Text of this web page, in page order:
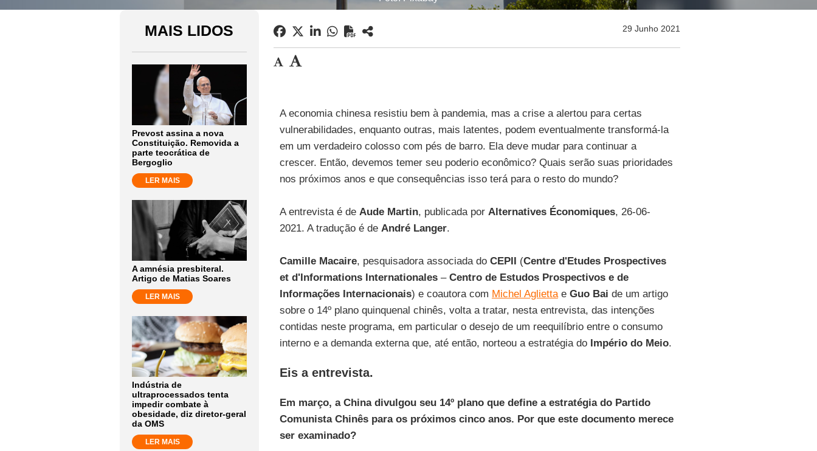
MAIS LIDOS
Prevost assina a nova
Constituição. Removida a
parte teocrática de
Bergoglio
LER MAIS
A amnésia presbiteral.
Artigo de Matias Soares
LER MAIS
Indústria de
ultraprocessados tenta
impedir combate à
obesidade, diz diretor-geral
da OMS
LER MAIS
29 Junho 2021
A economia chinesa resistiu bem à pandemia, mas a crise a alertou para certas
vulnerabilidades, enquanto outras, mais latentes, podem eventualmente transformá-la
em um verdadeiro colosso com pés de barro. Ela deve mudar para continuar a
crescer. Então, devemos temer seu poderio econômico? Quais serão suas prioridades
nos próximos anos e que consequências isso terá para o resto do mundo?
A entrevista é de Aude Martin, publicada por Alternatives Économiques, 26-06-
2021. A tradução é de André Langer.
Camille Macaire, pesquisadora associada do CEPII (Centre d'Etudes Prospectives
et d'Informations Internationales– Centro de Estudos Prospectivos e de
Informações Internacionais) e coautora com Michel Agliettae Guo Bai de um artigo
sobre o 14º plano quinquenal chinês, volta a tratar, nesta entrevista, das intenções
contidas neste programa, em particular o desejo de um reequilíbrio entre o consumo
interno e a demanda externa que, até então, norteou a estratégia do Império do Meio.
Eis a entrevista.
Em março, a China divulgou seu 14º plano que define a estratégia do Partido
Comunista Chinês para os próximos cinco anos. Por que este documento merece
ser examinado?